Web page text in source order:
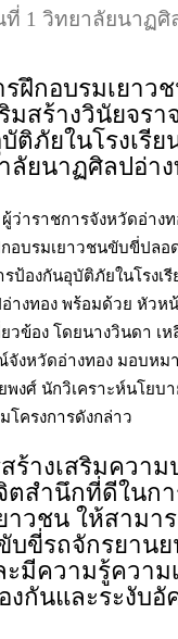
ที่ 1 วิทยาลัยนาฏศิ
รฝึกอบรมเยาว
มสร้างวินัยจรา
ติภัยในโรงเรีย
ลัยนาฏศิลปอ่าง
ว่าราชการจังหวัดอ่างท
อบรมเยาวชนขับขี่ปลอ
ป้องกันอุบัติภัยในโรงเรี
างทอง พร้อมด้วย หัวห
วข้อง โดยนางวินดา เ
จังหวัดอ่างทอง มอบหม
งศ์ นักวิเคราะห์นโยบ
โครงการดังกล่าว
ร้างเสริมควา
ตสํานึกที่ดีในก
าวชน ให้สามา
บขี่รถจักรยาน
มีความรู้ความ
งกันและระงับอั